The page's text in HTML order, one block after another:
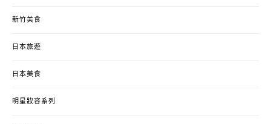
新竹美食
日本旅遊
日本美食
明星妝容系列